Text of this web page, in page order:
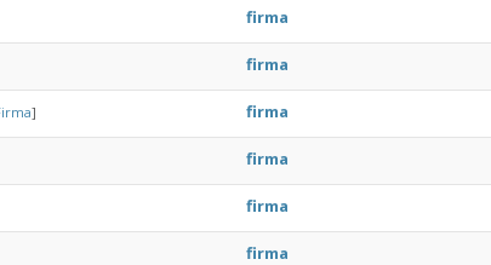
firma
firma
] firma
firma
firma
firma